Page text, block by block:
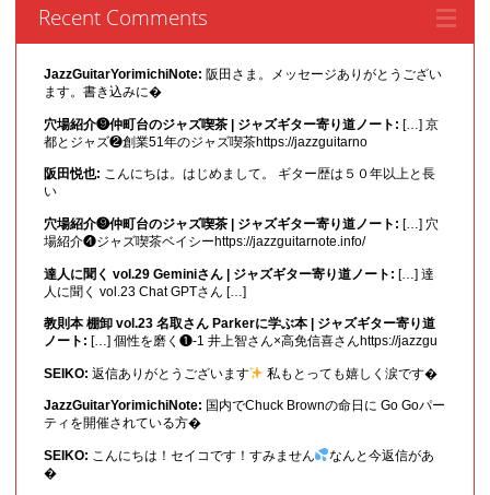
Recent Comments
JazzGuitarYorimichiNote: 阪田さま。メッセージありがとうござい
ます。書き込みに�
穴場紹介❾仲町台のジャズ喫茶 | ジャズギター寄り道ノート: […] 京
都とジャズ❷創業51年のジャズ喫茶https://jazzguitarno
阪田悦也: こんにちは。はじめまして。 ギター歴は５０年以上と長
い
穴場紹介❾仲町台のジャズ喫茶 | ジャズギター寄り道ノート: […] 穴
場紹介❹ジャズ喫茶ベイシーhttps://jazzguitarnote.info/
達人に聞く vol.29 Geminiさん | ジャズギター寄り道ノート: […] 達
人に聞く vol.23 Chat GPTさん […]
教則本 棚卸 vol.23 名取さん Parkerに学ぶ本 | ジャズギター寄り道
ノート: […] 個性を磨く❶-1 井上智さん×高免信喜さんhttps://jazzgu
SEIKO: 返信ありがとうございます 私もとっても嬉しく涙です�
JazzGuitarYorimichiNote: 国内でChuck Brownの命日に Go Goパー
ティを開催されている方�
SEIKO: こんにちは！セイコです！すみません
なんと今返信があ
�